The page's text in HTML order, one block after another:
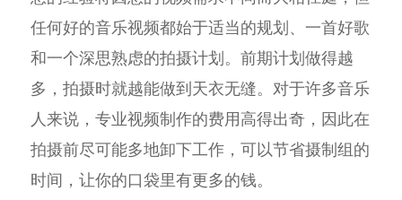
任何好的音乐视频都始于适当的规划、一首好歌
和一个深思熟虑的拍摄计划。前期计划做得越
多，拍摄时就越能做到天衣无缝。对于许多音乐
人来说，专业视频制作的费用高得出奇，因此在
拍摄前尽可能多地卸下工作，可以节省摄制组的
时间，让你的口袋里有更多的钱。